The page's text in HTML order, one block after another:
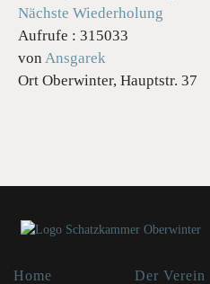
Nächste Wiederholung
Aufrufe : 315033
von Ansgarek
Ort Oberwinter, Hauptstr. 37
Home Der Verein